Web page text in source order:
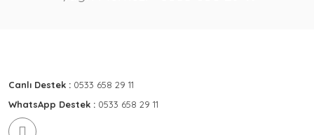
Canlı Destek : 0533 658 29 11
WhatsApp Destek : 0533 658 29 11